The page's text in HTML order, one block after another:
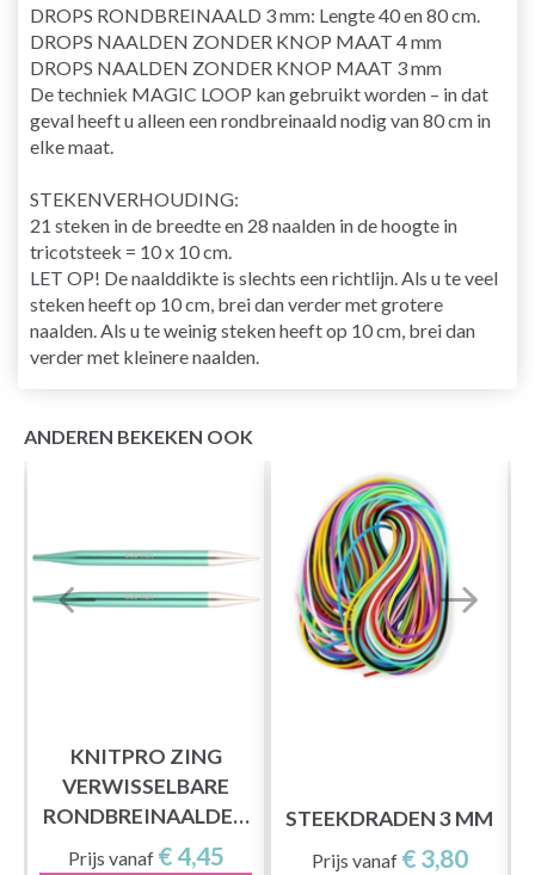
DROPS RONDBREINAALD 3 mm: Lengte 40 en 80 cm.
DROPS NAALDEN ZONDER KNOP MAAT 4 mm
DROPS NAALDEN ZONDER KNOP MAAT 3 mm
De techniek MAGIC LOOP kan gebruikt worden – in dat
geval heeft u alleen een rondbreinaald nodig van 80 cm in
elke maat.
STEKENVERHOUDING:
21 steken in de breedte en 28 naalden in de hoogte in
tricotsteek = 10 x 10 cm.
LET OP! De naalddikte is slechts een richtlijn. Als u te veel
steken heeft op 10 cm, brei dan verder met grotere
naalden. Als u te weinig steken heeft op 10 cm, brei dan
verder met kleinere naalden.
ANDEREN BEKEKEN OOK
KNITPRO ZING
VERWISSELBARE
RONDBREINAALDEN
(3,5-8,00 MM)
Prijs vanaf € 4,45
STEEKDRADEN 3 MM
Prijs vanaf € 3,80